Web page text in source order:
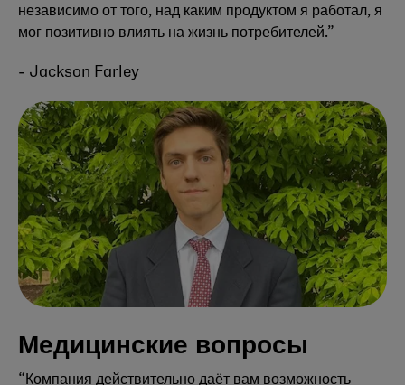
независимо от того, над каким продуктом я работал, я
мог позитивно влиять на жизнь потребителей.”
- Jackson Farley
Медицинские вопросы
“Компания действительно даёт вам возможность